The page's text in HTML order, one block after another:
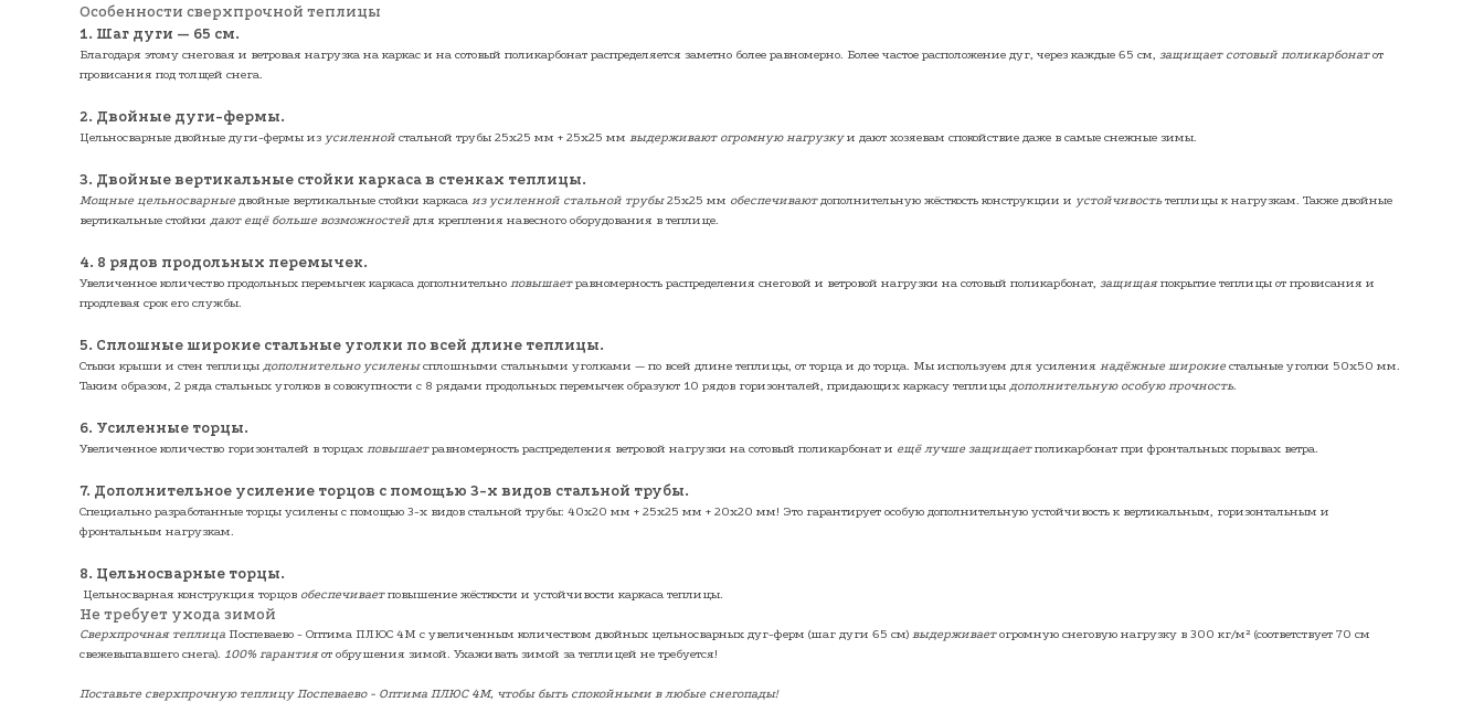
Особенности сверхпрочной теплицы
1. Шаг дуги — 65 см.
Благодаря этому снеговая и ветровая нагрузка на каркас и на сотовый поликарбонат распределяется заметно более равномерно. Более частое расположение дуг, через каждые 65 см, защищает сотовый поликарбонатот
провисания под толщей снега.
2. Двойные дуги-фермы.
Цельносварные двойные дуги-фермы из усиленной стальной трубы 25х25 мм + 25х25 мм выдерживают огромную нагрузкуи дают хозяевам спокойствие даже в самые снежные зимы.
3. Двойные вертикальные стойки каркаса в стенках теплицы.
Мощные цельносварныедвойные вертикальные стойки каркаса из усиленной стальной трубы25х25 мм обеспечиваютдополнительную жёсткость конструкции и устойчивостьтеплицы к нагрузкам. Также двойные
вертикальные стойки дают ещё больше возможностей для крепления навесного оборудования в теплице.
4. 8 рядов продольных перемычек.
Увеличенное количество продольных перемычек каркаса дополнительно повышаетравномерность распределения снеговой и ветровой нагрузки на сотовый поликарбонат, защищаяпокрытие теплицы от провисания и
продлевая срок его службы.
5. Сплошные широкие стальные уголки по всей длине теплицы.
Стыки крыши и стен теплицы дополнительно усиленысплошными стальными уголками — по всей длине теплицы, от торца и до торца. Мы используем для усиления надёжные широкиестальные уголки 50х50 мм.
Таким образом, 2 ряда стальных уголков в совокупности с 8 рядами продольных перемычек образуют 10 рядов горизонталей, придающих каркасу теплицы дополнительную особую прочность.
6. Усиленные торцы.
Увеличенное количество горизонталей в торцах повышаетравномерность распределения ветровой нагрузки на сотовый поликарбонат и ещё лучше защищаетполикарбонат при фронтальных порывах ветра.
7. Дополнительное усиление торцов с помощью 3-х видов стальной трубы.
Специально разработанные торцы усилены с помощью 3-х видов стальной трубы: 40х20 мм + 25х25 мм + 20х20 мм! Это гарантирует особую дополнительную устойчивость к вертикальным, горизонтальным и
фронтальным нагрузкам.
8. Цельносварные торцы.
Цельносварная конструкция торцов обеспечиваетповышение жёсткости и устойчивости каркаса теплицы.
Не требует ухода зимой
Сверхпрочная теплица Поспеваево - Оптима ПЛЮС 4М с увеличенным количеством двойных цельносварных дуг-ферм (шаг дуги 65 см) выдерживаетогромную снеговую нагрузку в 300 кг/м² (соответствует 70 см
свежевыпавшего снега). 100% гарантияот обрушения зимой. Ухаживать зимой за теплицей не требуется!
Поставьте сверхпрочную теплицу Поспеваево - Оптима ПЛЮС 4М, чтобы быть спокойными в любые снегопады!